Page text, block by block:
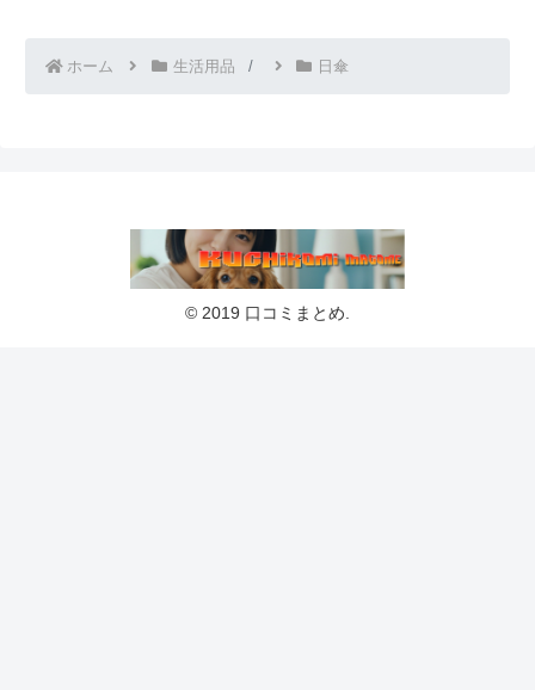
ホーム 生活用品 日傘
© 2019 口コミまとめ.